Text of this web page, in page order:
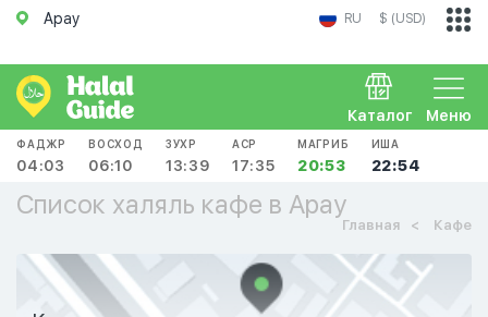
Арау RU $ (USD)
Меню
Каталог
ФАДЖР
04:03
ВОСХОД
06:10
ЗУХР
13:39
АСР
17:35
МАГРИБ
20:53
ИША
22:54
Список халяль кафе в Арау
Главная Кафе